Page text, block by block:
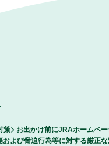
策
お出かけ前にJRAホームペ
よび脅迫行為等に対する厳正